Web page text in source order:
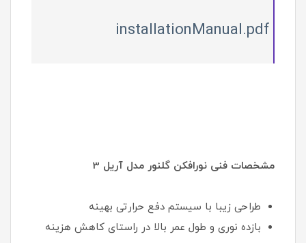
installationManual.pdf
مشخصات فنی نورافکن گلنور مدل آریل 3
طراحی زیبا با سیستم دفع حرارتی بهینه
بازده نوری و طول عمر بالا در راستای کاهش هزینه